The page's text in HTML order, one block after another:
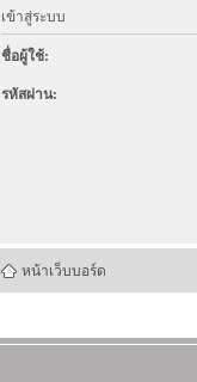
เข้าสู่ระบบ
ชื่อผู้ใช้:
รหัสผ่าน:
หน้าเว็บบอร์ด